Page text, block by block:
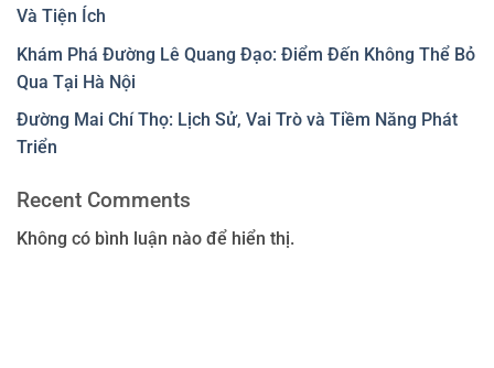
Và Tiện Ích
Khám Phá Đường Lê Quang Đạo: Điểm Đến Không Thể Bỏ
Qua Tại Hà Nội
Đường Mai Chí Thọ: Lịch Sử, Vai Trò và Tiềm Năng Phát
Triển
Recent Comments
Không có bình luận nào để hiển thị.